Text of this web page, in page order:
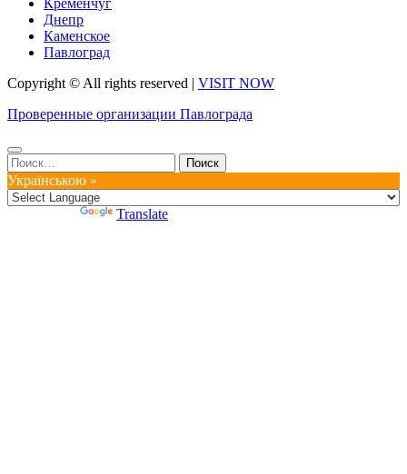
Днепр
Каменское
Павлоград
Copyright © All rights reserved | VISIT NOW
Проверенные организации Павлограда
Найти:
Українською »
Translate